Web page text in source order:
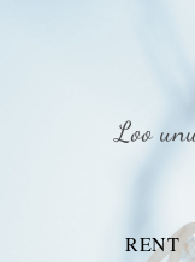
Loo
RENT